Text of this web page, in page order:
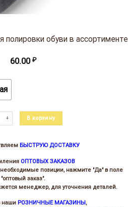
полировки обуви в ассортименте
60.00 ₽
товара Губка-блеск CHIST для полировки обуви
В корзину
БЫСТРУЮ ДОСТАВКУ
ОПТОВЫХ ЗАКАЗОВ
необходимые позиции, нажмите "Да" в поле
"оптовый заказ".
менеджер, для уточнения деталей.
наши РОЗНИЧНЫЕ МАГАЗИНЫ,